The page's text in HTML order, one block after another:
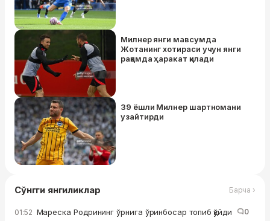
Милнер янги мавсумда
Жотанинг хотираси учун янги
рақамда ҳаракат қилади
39 ёшли Милнер шартномани
узайтирди
Сўнгги янгиликлар Барча ›
01:52 Мареска Родрининг ўрнига ўринбосар топиб қўйди 0